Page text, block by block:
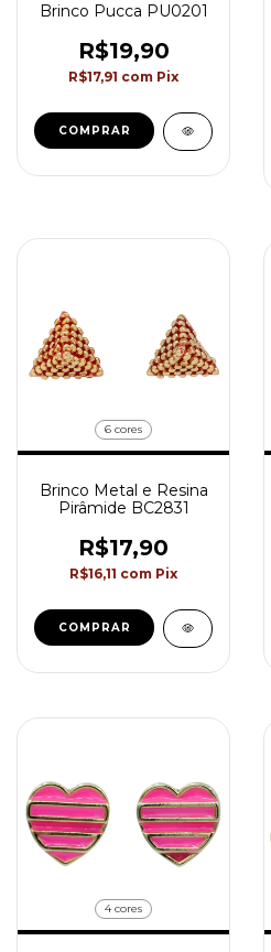
Brinco Pucca PU0201
R$19,90
R$17,91 com Pix
COMPRAR
6 cores
Brinco Metal e Resina
Pirâmide BC2831
R$17,90
R$16,11 com Pix
COMPRAR
4 cores